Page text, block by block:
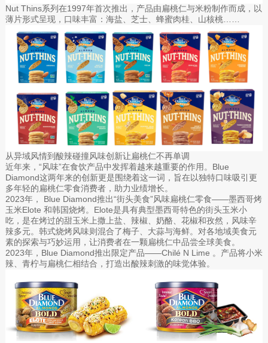
Nut Thins系列在1997年首次推出，产品由扁桃仁与米粉制作而成，以
薄片形式呈现，口味丰富：海盐、芝士、蜂蜜肉桂、山核桃……
从异域风情到酸辣碰撞风味创新让扁桃仁不再单调
近年来，“风味”在食饮产品中发挥着越来越重要的作用。Blue
Diamond这两年来的创新更是围绕着这一词，旨在以独特口味吸引更
多年轻的扁桃仁零食消费者，助力业绩增长。
2023年， Blue Diamond推出“街头美食”风味扁桃仁零食——墨西哥烤
玉米Elote 和韩国烧烤。Elote是具有典型墨西哥特色的街头玉米小
吃，是在烤过的甜玉米上撒上盐、辣椒、奶酪、花椒和孜然，风味辛
辣多元。韩式烧烤风味则混合了梅子、大蒜与海鲜。对各地域美食元
素的探索与巧妙运用，让消费者在一颗扁桃仁中品尝全球美食。
2023年，Blue Diamond推出限定产品——Chilé N Lime 。产品将小米
辣、青柠与扁桃仁相结合，打造出酸辣刺激的味觉体验。